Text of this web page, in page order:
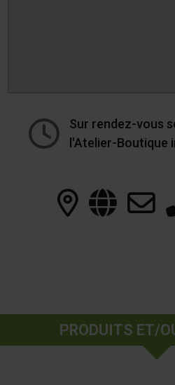
Sur rendez-vous
l'Atelier-Boutique
PRODUITS ET/